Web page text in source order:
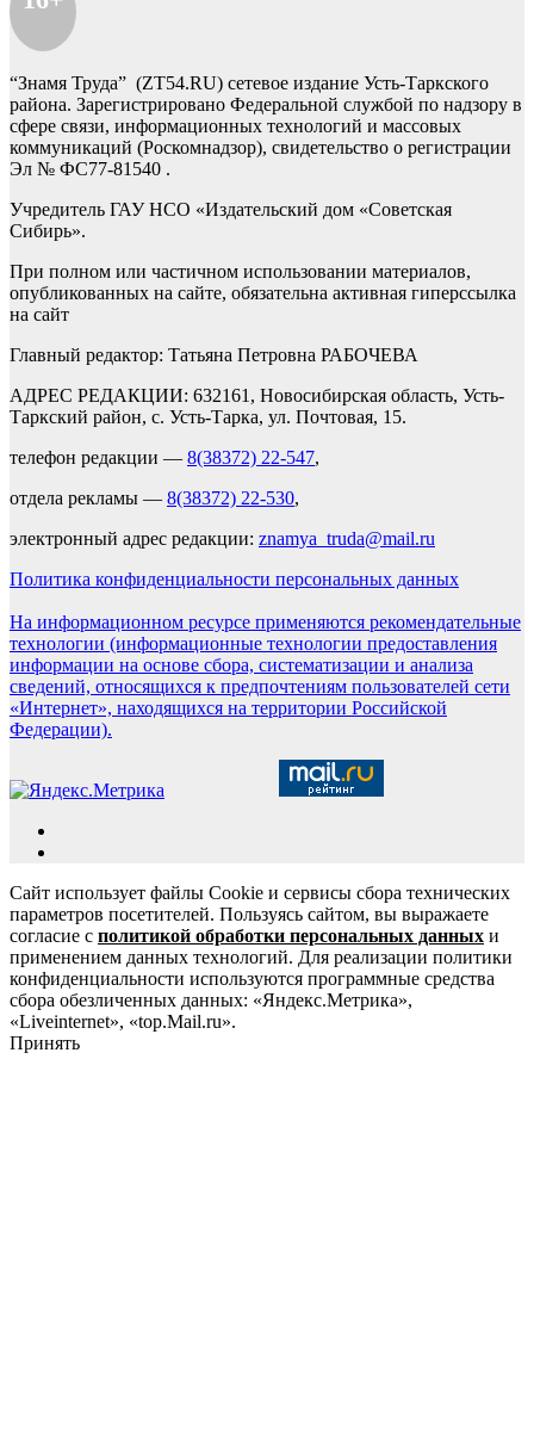
“Знамя Труда” (ZT54.RU) сетевое издание Усть-Таркского
района. Зарегистрировано Федеральной службой по надзору в
сфере связи, информационных технологий и массовых
коммуникаций (Роскомнадзор), свидетельство о регистрации
Эл № ФС77-81540 .
Учредитель ГАУ НСО «Издательский дом «Советская
Сибирь».
При полном или частичном использовании материалов,
опубликованных на сайте, обязательна активная гиперссылка
на сайт
Главный редактор: Татьяна Петровна РАБОЧЕВА
АДРЕС РЕДАКЦИИ: 632161, Новосибирская область, Усть-
Таркский район, с. Усть-Тарка, ул. Почтовая, 15.
телефон редакции — 8(38372) 22-547,
отдела рекламы — 8(38372) 22-530,
электронный адрес редакции: znamya_truda@mail.ru
Политика конфиденциальности персональных данных
На информационном ресурсе применяются рекомендательные
технологии (информационные технологии предоставления
информации на основе сбора, систематизации и анализа
сведений, относящихся к предпочтениям пользователей сети
«Интернет», находящихся на территории Российской
Федерации).
Сайт использует файлы Cookie и сервисы сбора технических
параметров посетителей. Пользуясь сайтом, вы выражаете
согласие с политикой обработки персональных данных и
применением данных технологий. Для реализации политики
конфиденциальности используются программные средства
сбора обезличенных данных: «Яндекс.Метрика»,
«Liveinternet», «top.Mail.ru».
Принять